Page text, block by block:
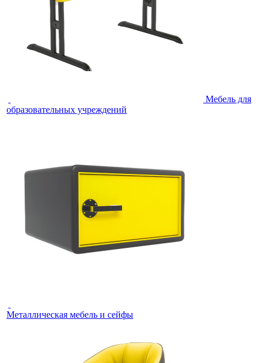
Мебель для
образовательных учреждений
Металлическая мебель и сейфы